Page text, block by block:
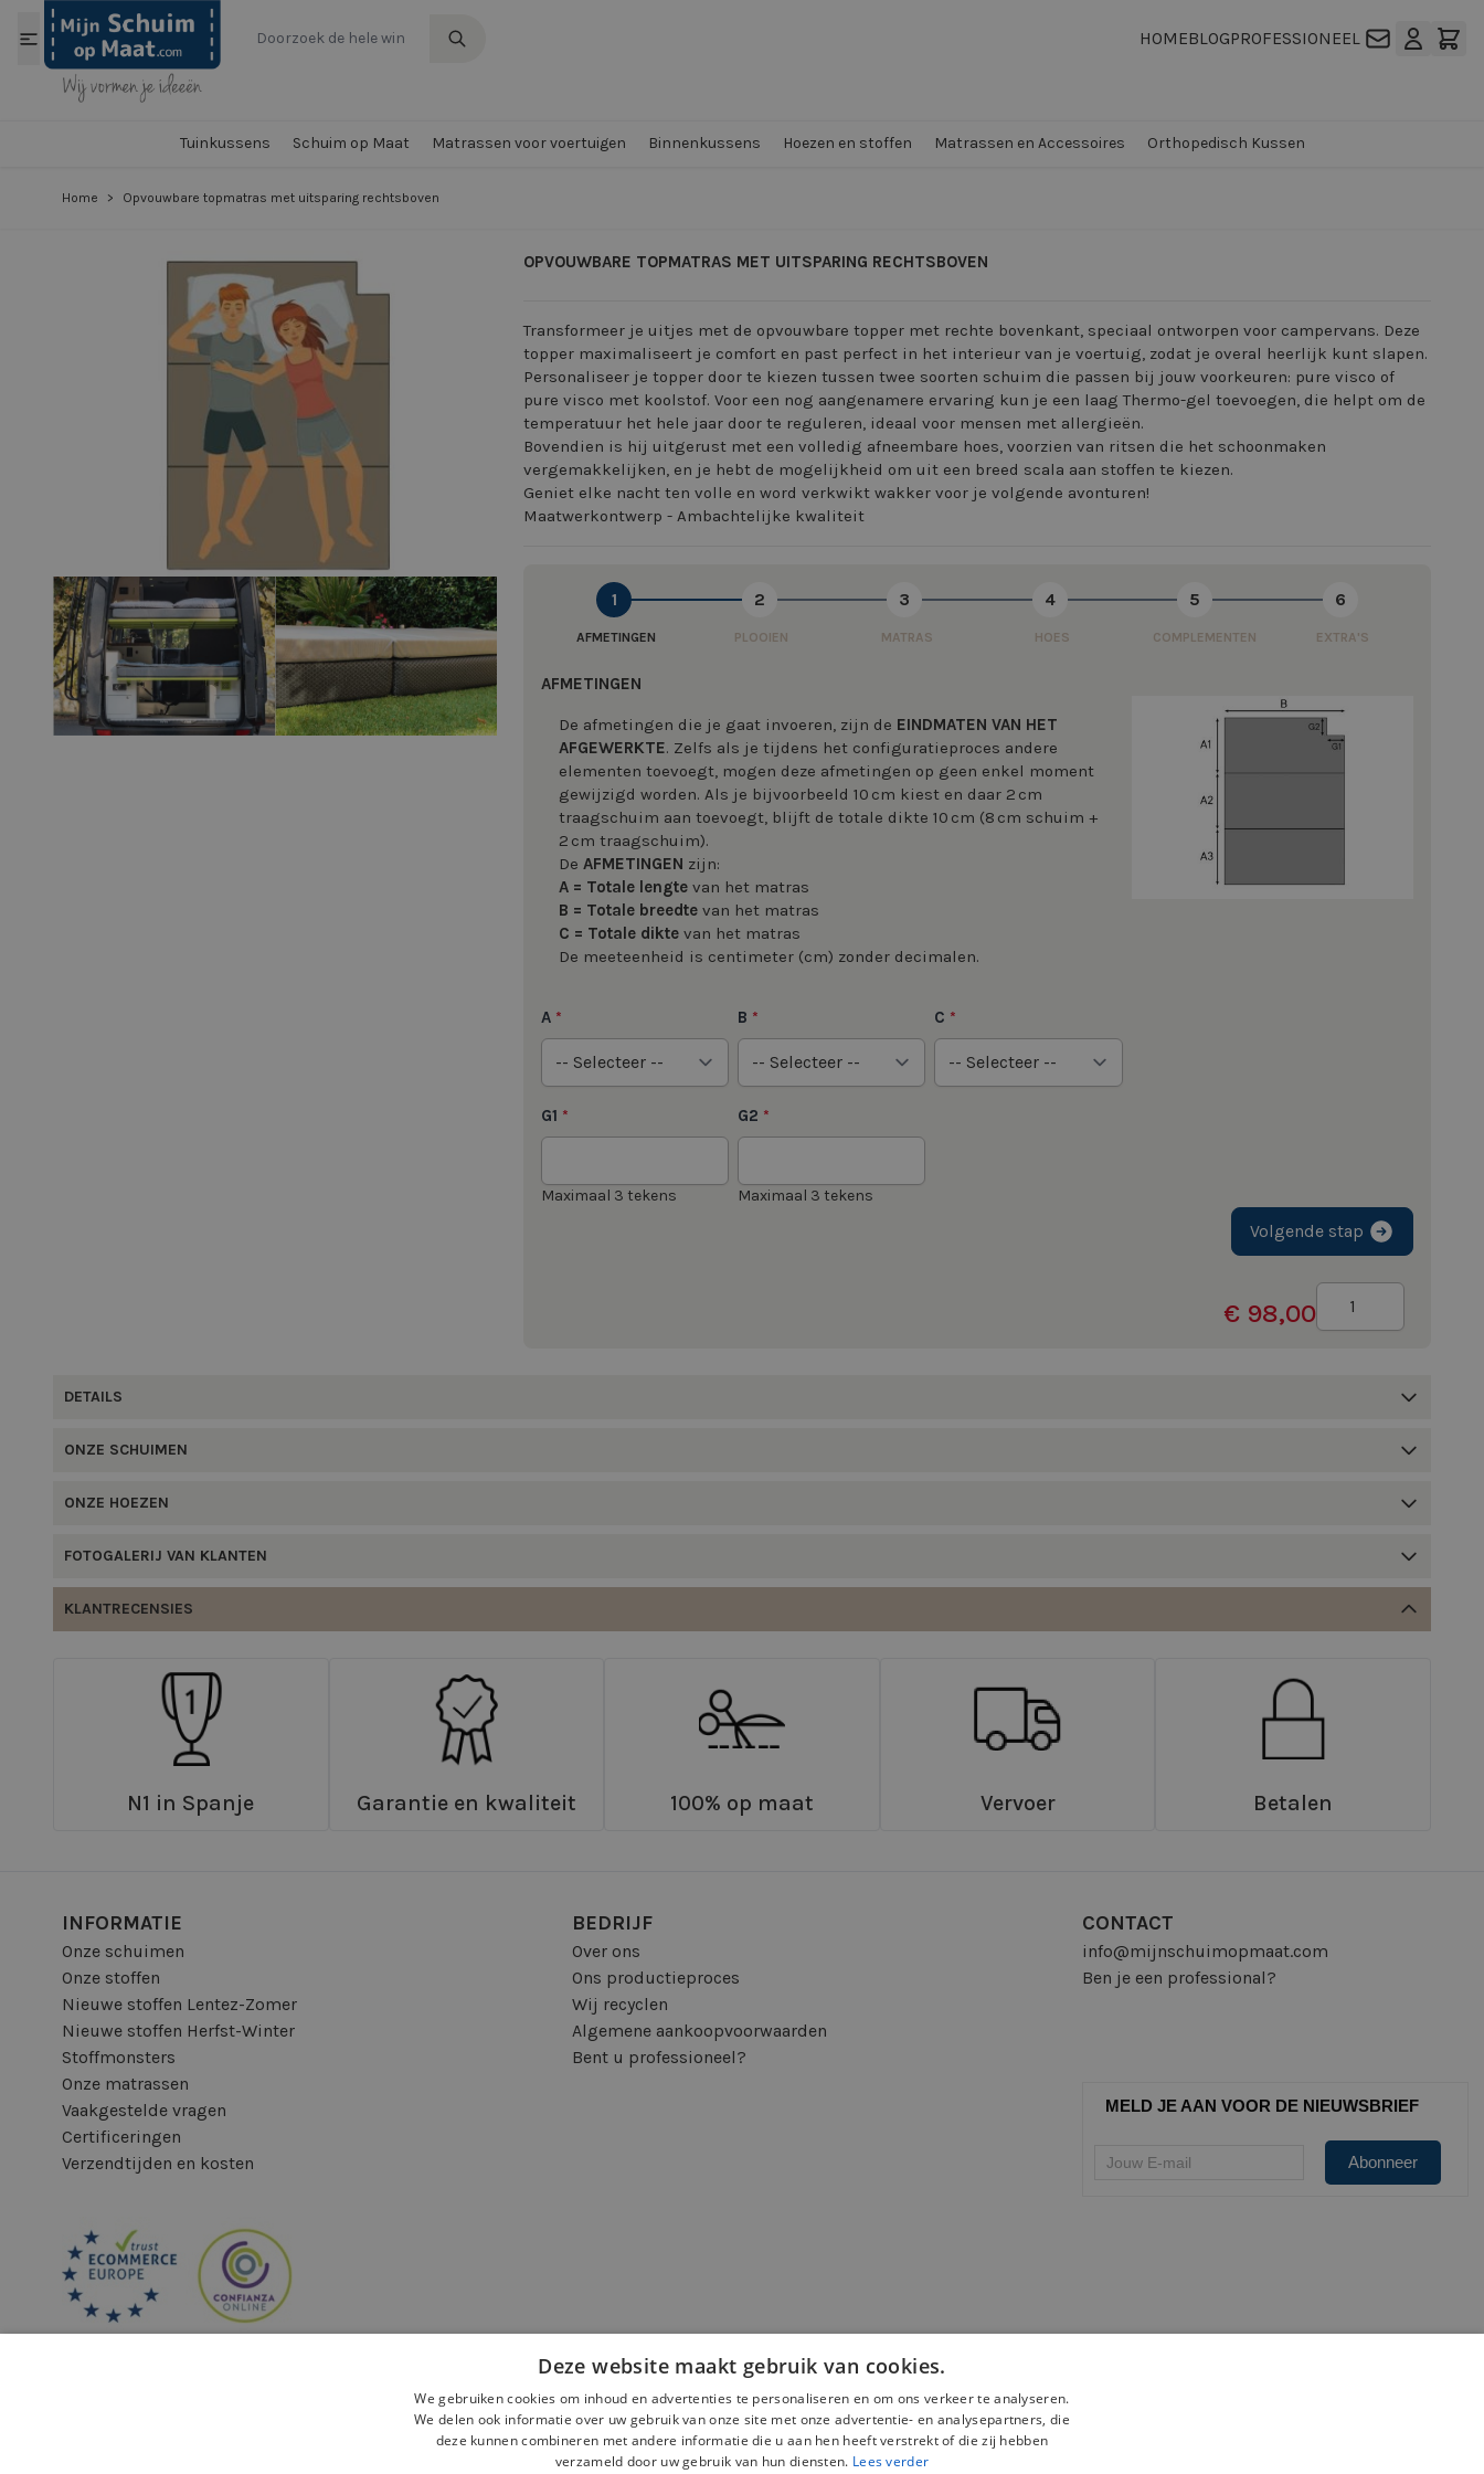
Ga naar de inhoud
HOMEBLOGPROFESSIONEEL
Tuinkussens Schuim op Maat Matrassen voor voertuigen Binnenkussens Hoezen en stoffen Matrassen en Accessoires Orthopedisch Kussen
Home > Opvouwbare topmatras met uitsparing rechtsboven
OPVOUWBARE TOPMATRAS MET UITSPARING RECHTSBOVEN
View larger image
View larger image View larger image
Transformeer je uitjes met de opvouwbare topper met rechte bovenkant, speciaal ontworpen voor campervans. Deze
topper maximaliseert je comfort en past perfect in het interieur van je voertuig, zodat je overal heerlijk kunt slapen.
Personaliseer je topper door te kiezen tussen twee soorten schuim die passen bij jouw voorkeuren: pure visco of
pure visco met koolstof. Voor een nog aangenamere ervaring kun je een laag Thermo-gel toevoegen, die helpt om de
temperatuur het hele jaar door te reguleren, ideaal voor mensen met allergieën.
Bovendien is hij uitgerust met een volledig afneembare hoes, voorzien van ritsen die het schoonmaken
vergemakkelijken, en je hebt de mogelijkheid om uit een breed scala aan stoffen te kiezen.
Geniet elke nacht ten volle en word verkwikt wakker voor je volgende avonturen!
Maatwerkontwerp - Ambachtelijke kwaliteit
1
AFMETINGEN
2
PLOOIEN
3
MATRAS
4
HOES
5
COMPLEMENTEN
6
EXTRA'S
AFMETINGEN
De afmetingen die je gaat invoeren, zijn de EINDMATEN VAN HET
AFGEWERKTE. Zelfs als je tijdens het configuratieproces andere
elementen toevoegt, mogen deze afmetingen op geen enkel moment
gewijzigd worden. Als je bijvoorbeeld 10 cm kiest en daar 2 cm
traagschuim aan toevoegt, blijft de totale dikte 10 cm (8 cm schuim +
2 cm traagschuim).
De AFMETINGEN zijn:
A = Totale lengte van het matras
B = Totale breedte van het matras
C = Totale dikte van het matras
De meeteenheid is centimeter (cm) zonder decimalen.
A * B * C *
G1 *
Maximaal 3 tekens
G2 *
Maximaal 3 tekens
Volgende stap
€ 98,00
DETAILS
ONZE SCHUIMEN
ONZE HOEZEN
FOTOGALERIJ VAN KLANTEN
KLANTRECENSIES
N1 in Spanje Garantie en kwaliteit 100% op maat Vervoer Betalen
INFORMATIE
Onze schuimen
Onze stoffen
Nieuwe stoffen Lentez-Zomer
Nieuwe stoffen Herfst-Winter
Stoffmonsters
Onze matrassen
Vaakgestelde vragen
Certificeringen
Verzendtijden en kosten
BEDRIJF
Over ons
Ons productieproces
Wij recyclen
Algemene aankoopvoorwaarden
Bent u professioneel?
CONTACT
info@mijnschuimopmaat.com
Ben je een professional?
MELD JE AAN VOOR DE NIEUWSBRIEF
Deze website maakt gebruik van cookies.
We gebruiken cookies om inhoud en advertenties te personaliseren en om ons verkeer te analyseren.
We delen ook informatie over uw gebruik van onze site met onze advertentie- en analysepartners, die
deze kunnen combineren met andere informatie die u aan hen heeft verstrekt of die zij hebben
verzameld door uw gebruik van hun diensten. Lees verder